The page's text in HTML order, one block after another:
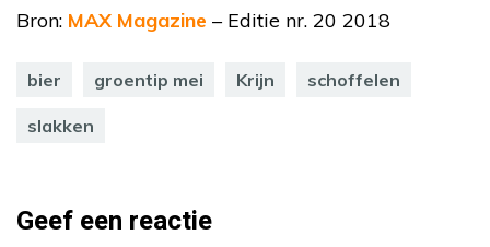
Bron: MAX Magazine – Editie nr. 20 2018
bier groentip mei Krijn schoffelen
slakken
Geef een reactie